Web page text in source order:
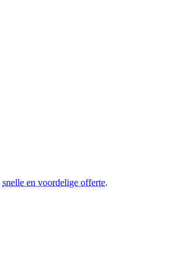
snelle en voordelige offerte.